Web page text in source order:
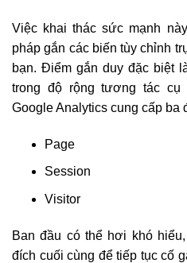
Việc khai thác sức mạnh
pháp gắn các biến tùy chỉnh
bạn. Điểm gắn duy đặc biệt
trong độ rộng tương tác cụ
Google Analytics cung cấp ba
Page
Session
Visitor
Ban đầu có thể hơi khó
đích cuối cùng để tiếp tục cố